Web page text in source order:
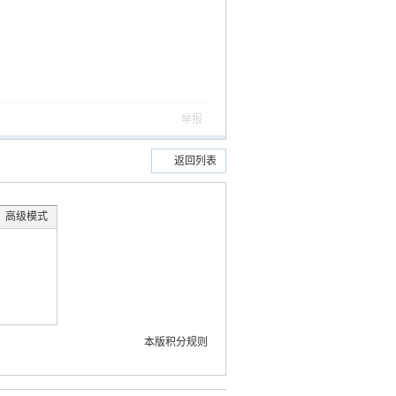
举报
返回列表
高级模式
本版积分规则